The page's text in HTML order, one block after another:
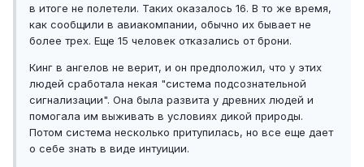
в итоге не полетели. Таких оказалось 16. В то же время,
как сообщили в авиакомпании, обычно их бывает не
более трех. Еще 15 человек отказались от брони.
Кинг в ангелов не верит, и он предположил, что у этих
людей сработала некая "система подсознательной
сигнализации". Она была развита у древних людей и
помогала им выживать в условиях дикой природы.
Потом система несколько притупилась, но все еще дает
о себе знать в виде интуиции.